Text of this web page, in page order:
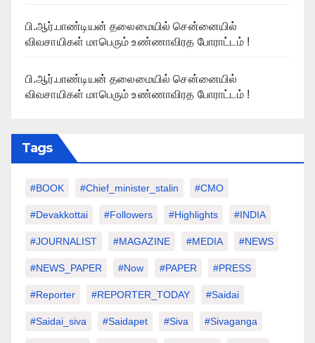
பி.ஆர்.பாண்டியன் தலைமையில் சென்னையில்
விவசாயிகள் மாபெரும் உண்ணாவிரத போராட்டம் !
பி.ஆர்.பாண்டியன் தலைமையில் சென்னையில்
விவசாயிகள் மாபெரும் உண்ணாவிரத போராட்டம் !
Tags
#BOOK #chief_minister_stalin #CMO
#devakkottai #followers #highlights #INDIA
#JOURNALIST #MAGAZINE #MEDIA #NEWS
#NEWS_PAPER #Now #PAPER #PRESS
#Reporter #REPORTER_TODAY #saidai
#saidai_siva #saidapet #Siva #Sivaganga